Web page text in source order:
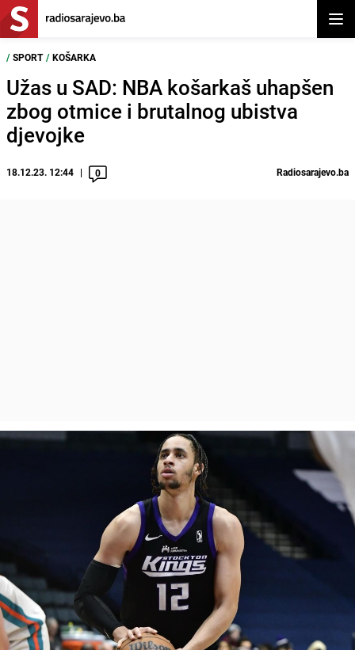
/ SPORT / KOŠARKA
Užas u SAD: NBA košarkaš uhapšen
zbog otmice i brutalnog ubistva
djevojke
18.12.23. 12:44 0 Radiosarajevo.ba